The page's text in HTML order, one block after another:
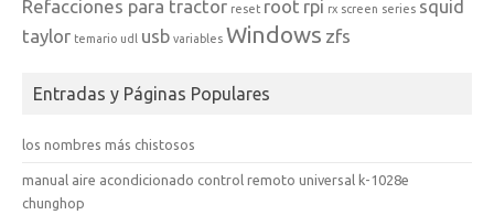
Refacciones para tractor reset root rpi rx screen series squid
taylor temario udl usb variables Windows zfs
Entradas y Páginas Populares
los nombres más chistosos
manual aire acondicionado control remoto universal k-1028e
chunghop